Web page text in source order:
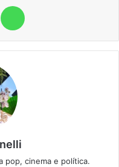
Twitter
pop, cinema e política.